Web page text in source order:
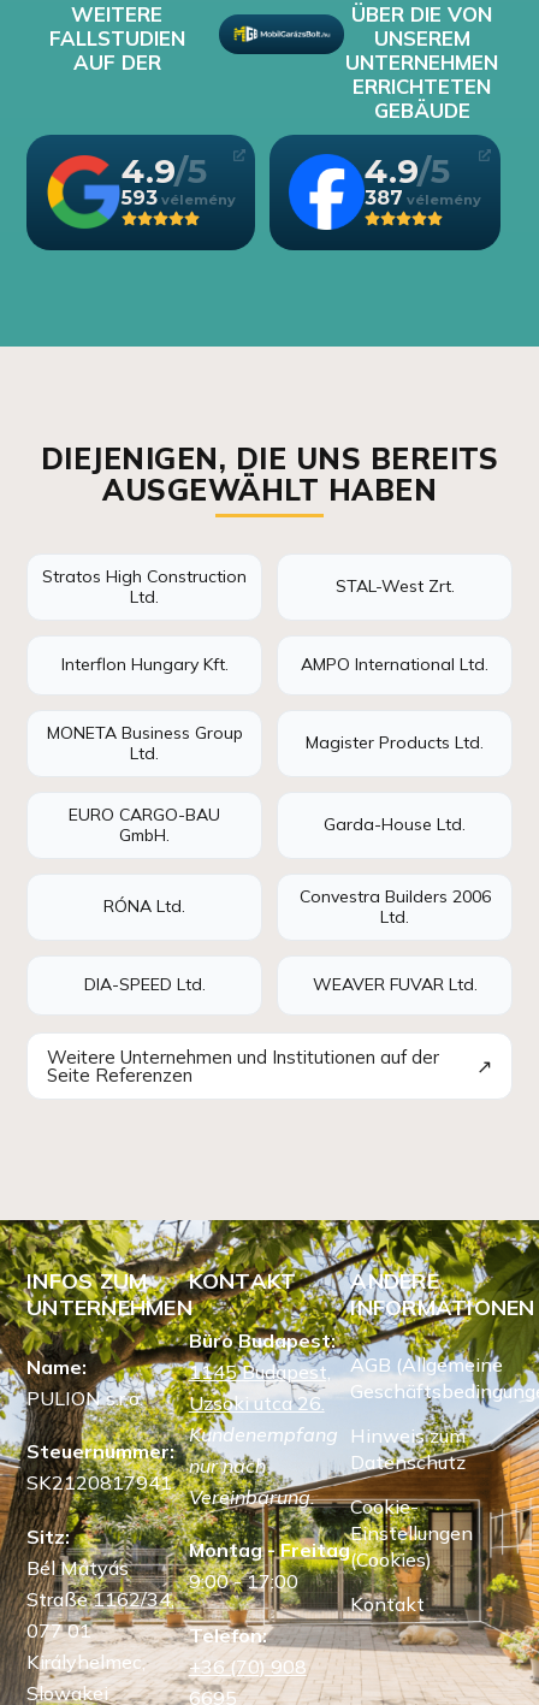
WEITERE
FALLSTUDIEN
AUF DER
ÜBER DIE VON
UNSEREM
UNTERNEHMEN
ERRICHTETEN
GEBÄUDE
4.9
593
4.9
387
DIEJENIGEN, DIE UNS BEREITS
AUSGEWÄHLT HABEN
Stratos High Construction
Ltd.
STAL-West Zrt.
Interflon Hungary Kft. AMPO International Ltd.
MONETA Business Group
Ltd.
Magister Products Ltd.
EURO CARGO-BAU
GmbH.
Garda-House Ltd.
RÓNA Ltd.
Convestra Builders 2006
Ltd.
DIA-SPEED Ltd. WEAVER FUVAR Ltd.
Weitere Unternehmen und Institutionen auf der
Seite Referenzen ↗
INFOS ZUM
UNTERNEHMEN
Name:
PULION s.r.o.
Steuernummer:
SK2120817941
Sitz:
Bél Mátyás
Straße 1162/34,
077 01
Királyhelmec,
Slowakei
KONTAKT
Büro Budapest:
1145 Budapest,
Uzsoki utca 26.
Kundenempfang
nur nach
Vereinbarung.
Montag - Freitag
9:00 - 17:00
Telefon:
+36 (70) 908
6695
ANDERE
INFORMATIONEN
AGB (Allgemeine
Hinweis zum
Datenschutz
Cookie-
Einstellungen
(Cookies)
Kontakt